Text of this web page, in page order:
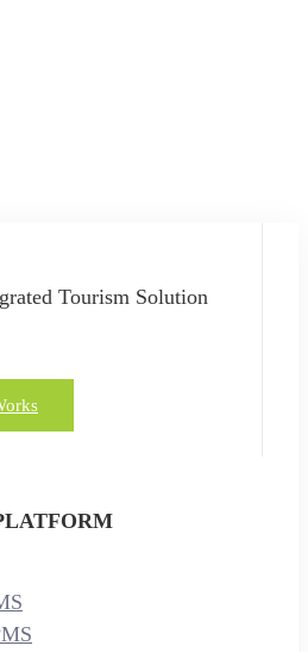
Tourism Solution